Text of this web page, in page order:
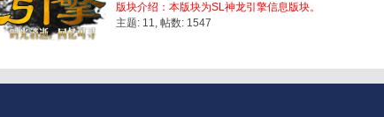
版块介绍：本版块为SL神龙引擎信息版块。
主题: 11, 帖数: 1547